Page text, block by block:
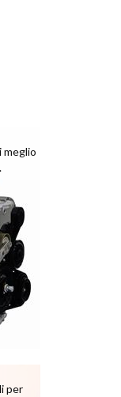
meglio
per